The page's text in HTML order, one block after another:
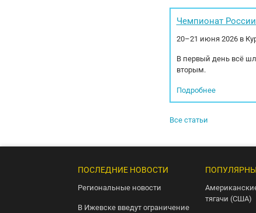
Чемпионат
20–21 июня 2026 в
В первый день всё
вторым.
Подробнее
Все статьи
ПОСЛЕДНИЕ НОВОСТИ
Региональные новости
В Ижевске введут ограничение
тягачи (США)